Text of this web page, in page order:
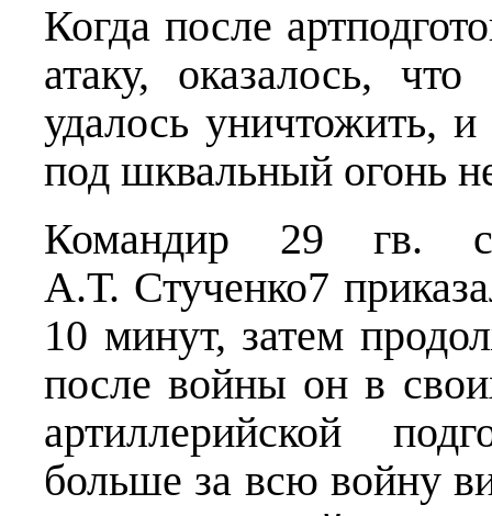
Когда после
атаку, оказалось,
удалось уничтожить,
под шквальный огонь
Командир 29 гв.
А.Т. Стученко7
10 минут, затем
после войны он в
артиллерийской
больше за всю войну